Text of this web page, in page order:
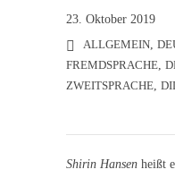
23. Oktober 2019
ALLGEMEIN,
FREMDSPRACHE,
ZWEITSPRACHE,
Shirin Hansen heißt